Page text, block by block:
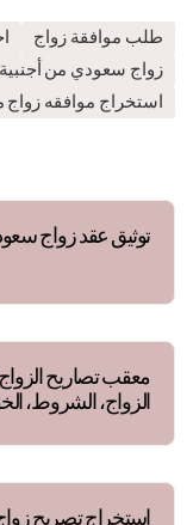
طلب موافقة زواج
زواج سعودي من أجنبية
استخراج موافقه زواج
توثيق عقد زواج
الزواج، الشروط،